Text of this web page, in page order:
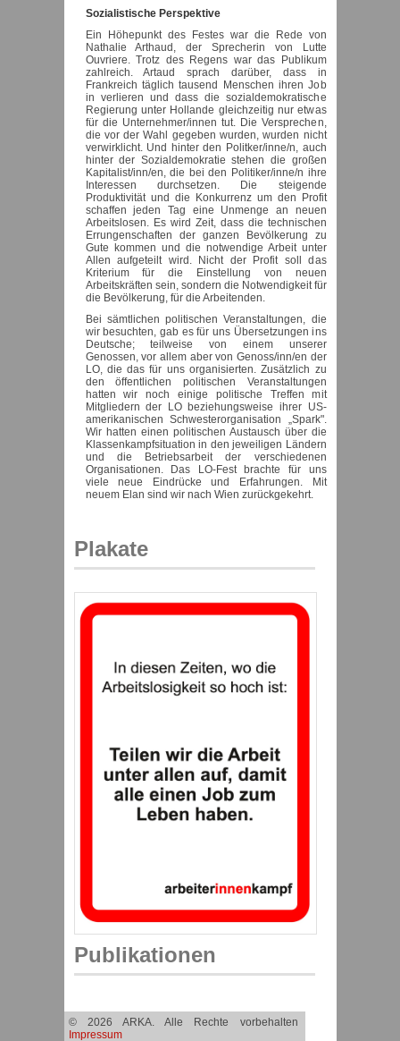
Sozialistische Perspektive
Ein Höhepunkt des Festes war die Rede von
Nathalie Arthaud, der Sprecherin von Lutte
Ouvriere. Trotz des Regens war das Publikum
zahlreich. Artaud sprach darüber, dass in
Frankreich täglich tausend Menschen ihren Job
in verlieren und dass die sozialdemokratische
Regierung unter Hollande gleichzeitig nur etwas
für die Unternehmer/innen tut. Die Versprechen,
die vor der Wahl gegeben wurden, wurden nicht
verwirklicht. Und hinter den Politker/inne/n, auch
hinter der Sozialdemokratie stehen die großen
Kapitalist/inn/en, die bei den Politiker/inne/n ihre
Interessen durchsetzen. Die steigende
Produktivität und die Konkurrenz um den Profit
schaffen jeden Tag eine Unmenge an neuen
Arbeitslosen. Es wird Zeit, dass die technischen
Errungenschaften der ganzen Bevölkerung zu
Gute kommen und die notwendige Arbeit unter
Allen aufgeteilt wird. Nicht der Profit soll das
Kriterium für die Einstellung von neuen
Arbeitskräften sein, sondern die Notwendigkeit für
die Bevölkerung, für die Arbeitenden.
Bei sämtlichen politischen Veranstaltungen, die
wir besuchten, gab es für uns Übersetzungen ins
Deutsche; teilweise von einem unserer
Genossen, vor allem aber von Genoss/inn/en der
LO, die das für uns organisierten. Zusätzlich zu
den öffentlichen politischen Veranstaltungen
hatten wir noch einige politische Treffen mit
Mitgliedern der LO beziehungsweise ihrer US-
amerikanischen Schwesterorganisation „Spark".
Wir hatten einen politischen Austausch über die
Klassenkampfsituation in den jeweiligen Ländern
und die Betriebsarbeit der verschiedenen
Organisationen. Das LO-Fest brachte für uns
viele neue Eindrücke und Erfahrungen. Mit
neuem Elan sind wir nach Wien zurückgekehrt.
Plakate
Publikationen
© 2026 ARKA. Alle Rechte vorbehalten
Impressum